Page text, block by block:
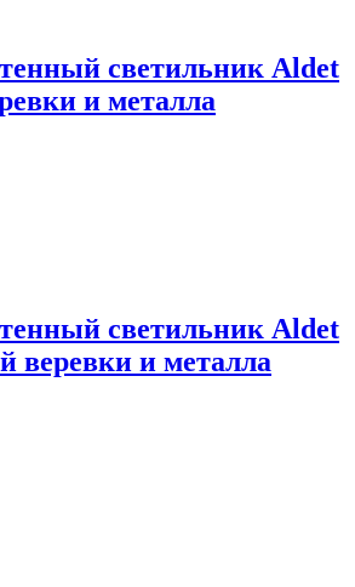
светильник Aldet
и металла
светильник Aldet
веревки и металла